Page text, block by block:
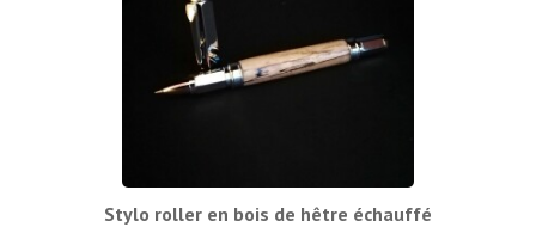
Stylo roller en bois de hêtre échauffé